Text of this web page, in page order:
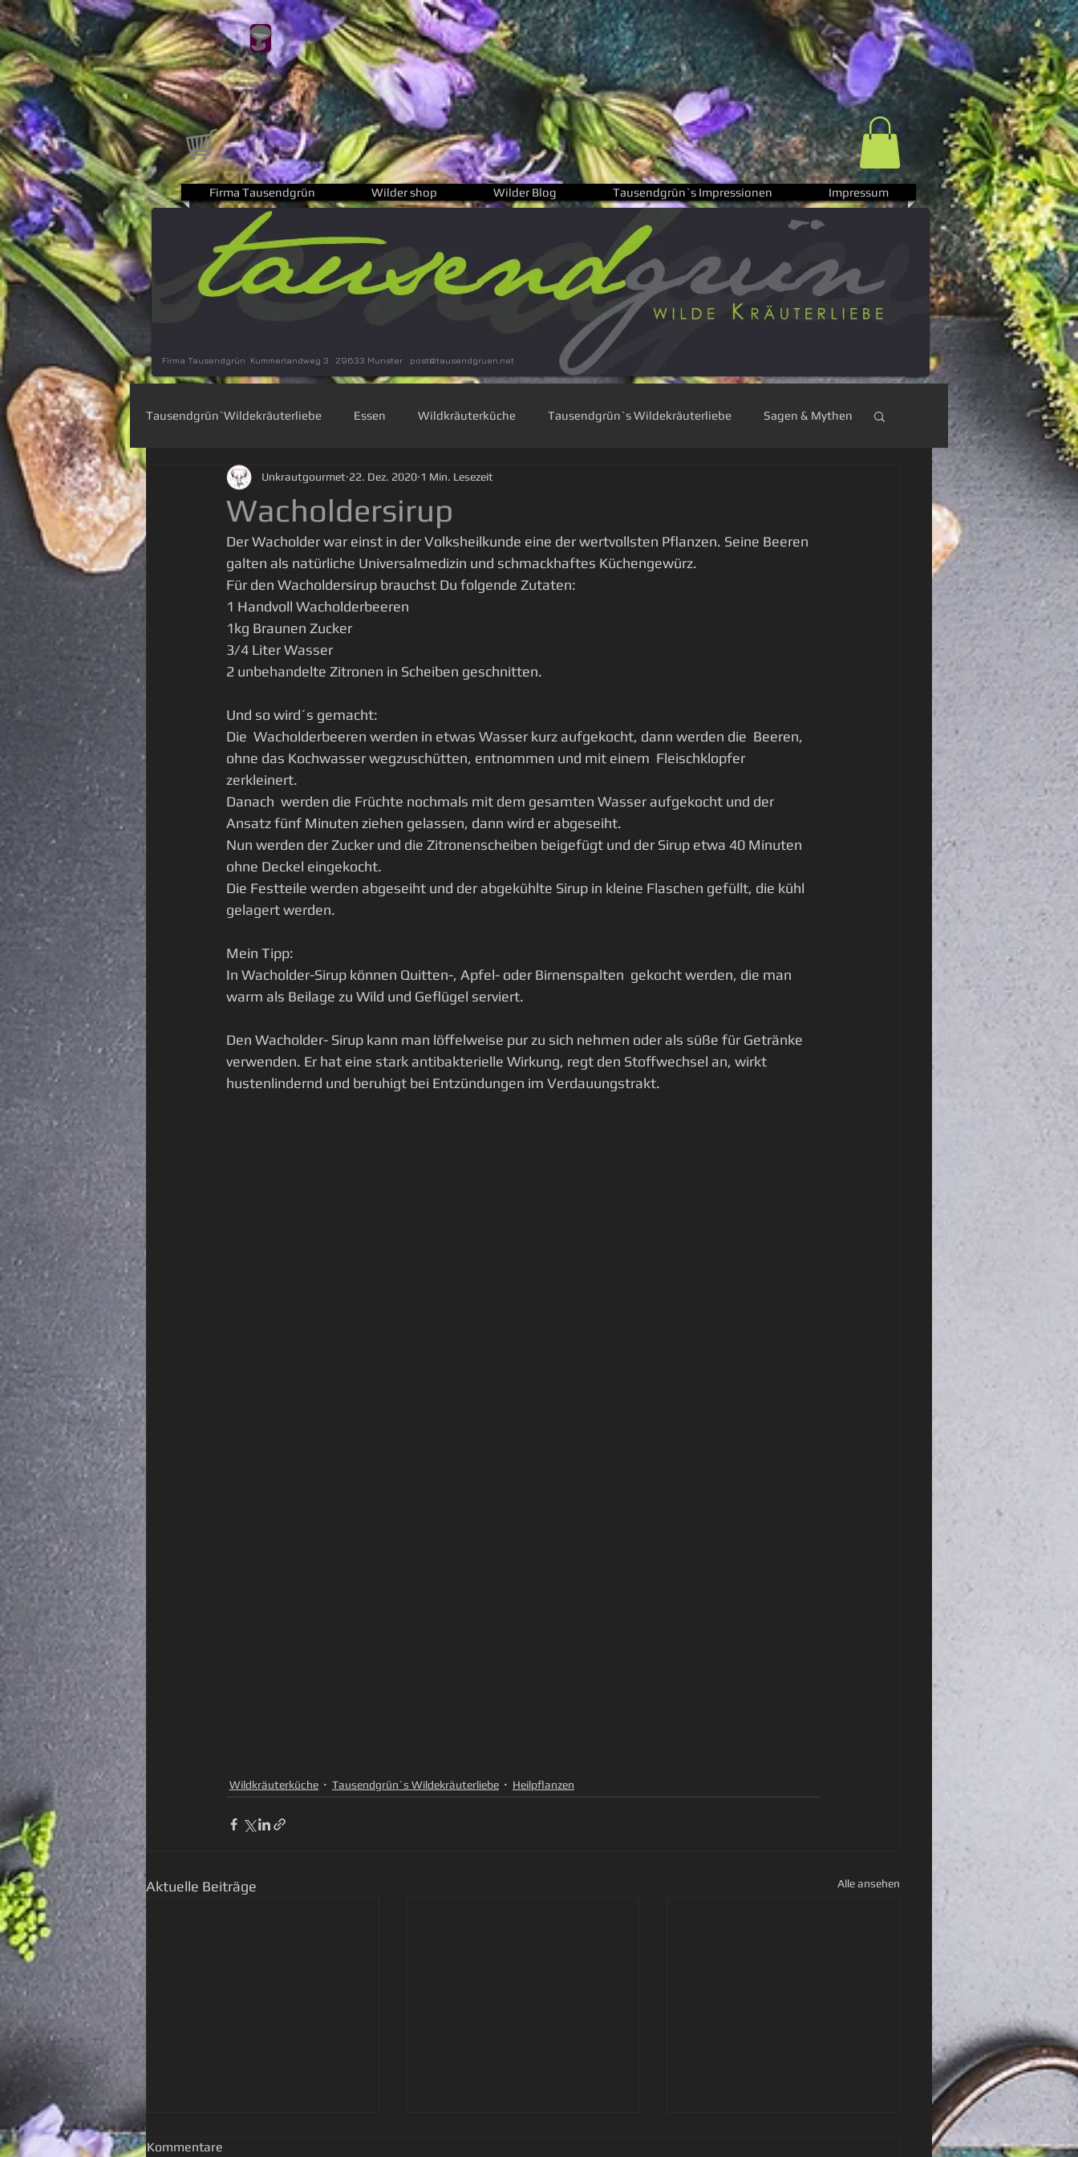
Firma Tausendgrün Wilder shop Wilder Blog Tausendgrün`s Impressionen Impressum
Firma Tausendgrün Kummerlandweg 3 29633 Munster post@tausendgruen.net
Tausendgrün`Wildekräuterliebe Essen Wildkräuterküche Tausendgrün`s Wildekräuterliebe Sagen & Mythen
Wiesenapotheke Heilpflanzen Waldkräuter
Basteln mit der Natur Pflanzenwissen
Wacholdersirup
Unkrautgourmet 22. Dez. 2020 1 Min. Lesezeit
Der Wacholder war einst in der Volksheilkunde eine der wertvollsten Pflanzen. Seine Beeren
galten als natürliche Universalmedizin und schmackhaftes Küchengewürz.
Für den Wacholdersirup brauchst Du folgende Zutaten:
1 Handvoll Wacholderbeeren
1kg Braunen Zucker
3/4 Liter Wasser
2 unbehandelte Zitronen in Scheiben geschnitten.
Und so wird´s gemacht:
Die  Wacholderbeeren werden in etwas Wasser kurz aufgekocht, dann werden die  Beeren,
ohne das Kochwasser wegzuschütten, entnommen und mit einem  Fleischklopfer
zerkleinert.
Danach  werden die Früchte nochmals mit dem gesamten Wasser aufgekocht und der
Ansatz fünf Minuten ziehen gelassen, dann wird er abgeseiht.
Nun werden der Zucker und die Zitronenscheiben beigefügt und der Sirup etwa 40 Minuten
ohne Deckel eingekocht.
Die Festteile werden abgeseiht und der abgekühlte Sirup in kleine Flaschen gefüllt, die kühl
gelagert werden.
Mein Tipp:
In Wacholder-Sirup können Quitten-, Apfel- oder Birnenspalten  gekocht werden, die man
warm als Beilage zu Wild und Geflügel serviert.
Den Wacholder- Sirup kann man löffelweise pur zu sich nehmen oder als süße für Getränke
verwenden. Er hat eine stark antibakterielle Wirkung, regt den Stoffwechsel an, wirkt
hustenlindernd und beruhigt bei Entzündungen im Verdauungstrakt.
Wildkräuterküche Tausendgrün`s Wildekräuterliebe Heilpflanzen
Aktuelle Beiträge Alle ansehen
Kommentare